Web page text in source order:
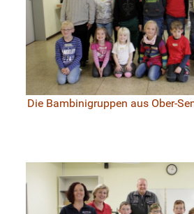
Die Bambinigruppen aus Ober-